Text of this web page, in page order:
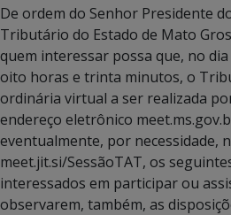
De ordem do Senhor Presidente
Tributário do Estado de Mato
quem interessar possa que, no dia
oito horas e trinta minutos, o
ordinária virtual a ser realizada
endereço eletrônico
eventualmente, por necessidade,
meet.jit.si/SessãoTAT, os
interessados em participar ou
observarem, também, as